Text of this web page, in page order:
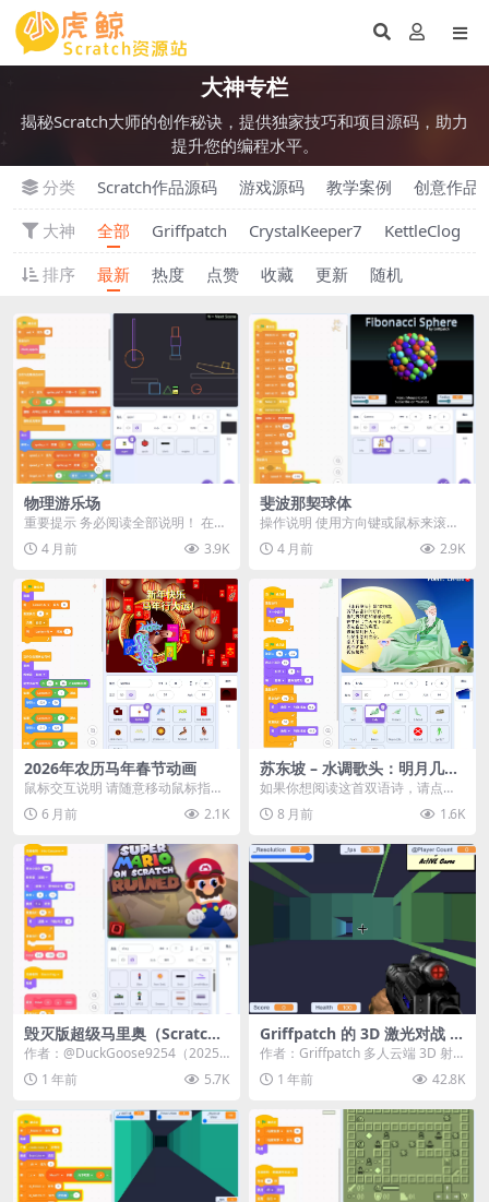
大神专栏
揭秘Scratch大师的创作秘诀，提供独家技巧和项目源码，助力
提升您的编程水平。
分类
Scratch作品源码 游戏源码 教学案例
创意作品
大神
全部 Griffpatch CrystalKeeper7 KettleClog
排序
最新 热度 点赞 收藏 更新 随机
物理游乐场
重要提示 务必阅读全部说明！ 在这
个开放的物理游乐场中自由发挥
——制造机械装置、...
4 月前 3.9K
斐波那契球体
操作说明 使用方向键或鼠标来滚动
球体。 关于本项目 斐波那契球体
是一种在球体表...
4 月前 2.9K
2026年农历马年春节动画
鼠标交互说明 请随意移动鼠标指
针。 当出现“点击我！”提示时，立
即点击它！ 本项...
6 月前 2.1K
苏东坡 – 水调歌头：明月几时
有
如果你想阅读这首双语诗，请点击
右上角的标签。 点击“X”按钮关闭。
背景音乐《古...
8 月前 1.6K
毁灭版超级马里奥（Scratch
特别版）
作者：@DuckGoose9254（2025
年作品） 游戏简介 欢迎来到《毁灭
版...1 年前 5.7K
Griffpatch 的 3D 激光对战 v
0.8
作者：Griffpatch 多人云端 3D 射
击游戏。无法连接时，请关闭所有
浏览...1 年前 42.8K